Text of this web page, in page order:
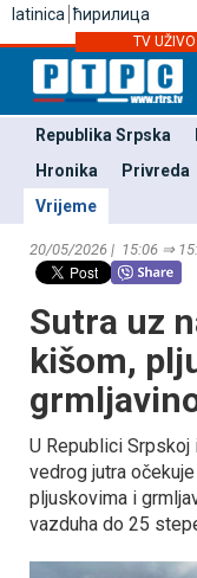
latinica ћирилица
TV UŽIVO
Republika Srpska
Hronika
Privreda
Vrijeme
20/05/2026 | 15:06 ⇒
Sutra uz
kišom,
U Republici Srpskoj
vedrog jutra
pljuskovima i
vazduha do 25